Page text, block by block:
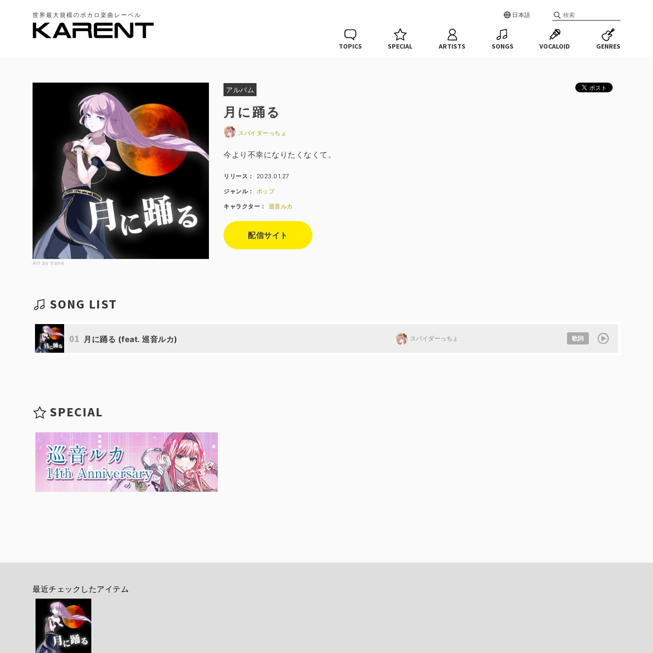
世界最大規模のボカロ楽曲レーベル 日本語
TOPICS SPECIAL ARTISTS SONGS VOCALOID GENRES
Art by itsme
アルバム
月に踊る
スパイダーっちょ
今より不幸になりたくなくて。
リリース： 2023.01.27
ジャンル： ポップ
キャラクター： 巡音ルカ
配信サイト
SONG LIST
01 月に踊る (feat. 巡音ルカ) スパイダーっちょ 歌詞
SPECIAL
最近チェックしたアイテム